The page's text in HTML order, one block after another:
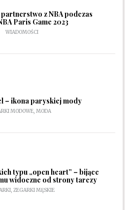
z NBA podczas
Paris Game 2023
WIADOMOŚCI
– ikona paryskiej mody
MODOWE, MODA
typu „open heart” – bijące
widoczne od strony tarczy
, ZEGARKI MĘSKIE